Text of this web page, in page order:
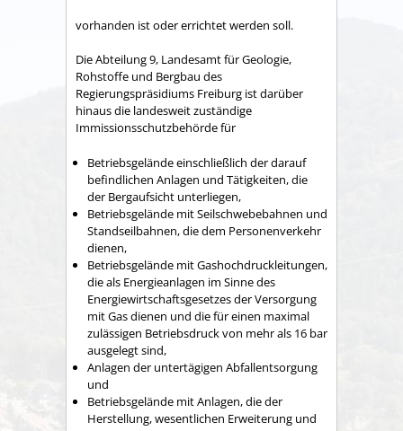
vorhanden ist oder errichtet werden soll.
Die Abteilung 9, Landesamt für Geologie,
Rohstoffe und Bergbau des
Regierungspräsidiums Freiburg ist darüber
hinaus die landesweit zuständige
Immissionsschutzbehörde für
Betriebsgelände einschließlich der darauf
befindlichen Anlagen und Tätigkeiten, die
der Bergaufsicht unterliegen,
Betriebsgelände mit Seilschwebebahnen und
Standseilbahnen, die dem Personenverkehr
dienen,
Betriebsgelände mit Gashochdruckleitungen,
die als Energieanlagen im Sinne des
Energiewirtschaftsgesetzes der Versorgung
mit Gas dienen und die für einen maximal
zulässigen Betriebsdruck von mehr als 16 bar
ausgelegt sind,
Anlagen der untertägigen Abfallentsorgung
und
Betriebsgelände mit Anlagen, die der
Herstellung, wesentlichen Erweiterung und